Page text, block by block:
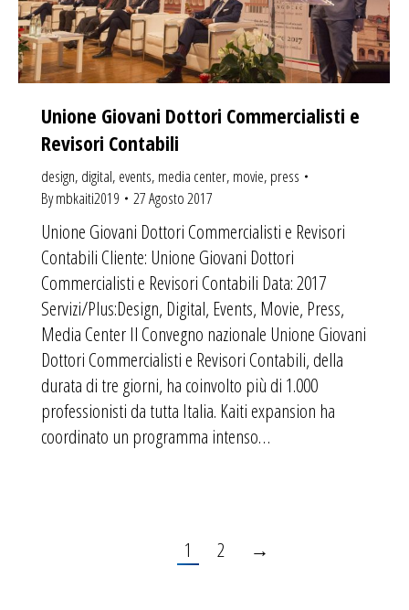
Unione Giovani Dottori Commercialisti e
Revisori Contabili
design, digital, events, media center, movie, press
Bymbkaiti2019 27 Agosto 2017
Unione Giovani Dottori Commercialisti e Revisori
Contabili Cliente: Unione Giovani Dottori
Commercialisti e Revisori Contabili Data: 2017
Servizi/Plus:Design, Digital, Events, Movie, Press,
Media Center Il Convegno nazionale Unione Giovani
Dottori Commercialisti e Revisori Contabili, della
durata di tre giorni, ha coinvolto più di 1.000
professionisti da tutta Italia. Kaiti expansion ha
coordinato un programma intenso…
1 2 →